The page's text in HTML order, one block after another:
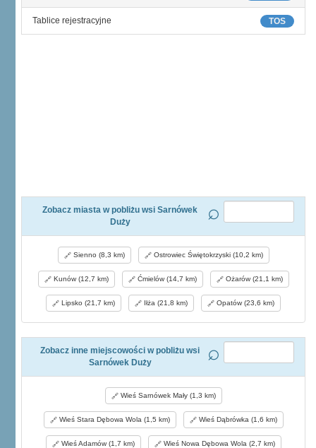
TOS
Tablice rejestracyjne
Zobacz miasta w pobliżu wsi Sarnówek
Duży
Sienno (8,3 km) Ostrowiec Świętokrzyski (10,2 km)
Kunów (12,7 km) Ćmielów (14,7 km) Ożarów (21,1 km)
Lipsko (21,7 km) Iłża (21,8 km) Opatów (23,6 km)
Zobacz inne miejscowości w pobliżu wsi
Sarnówek Duży
Wieś Sarnówek Mały (1,3 km)
Wieś Stara Dębowa Wola (1,5 km) Wieś Dąbrówka (1,6 km)
Wieś Adamów (1,7 km) Wieś Nowa Dębowa Wola (2,7 km)